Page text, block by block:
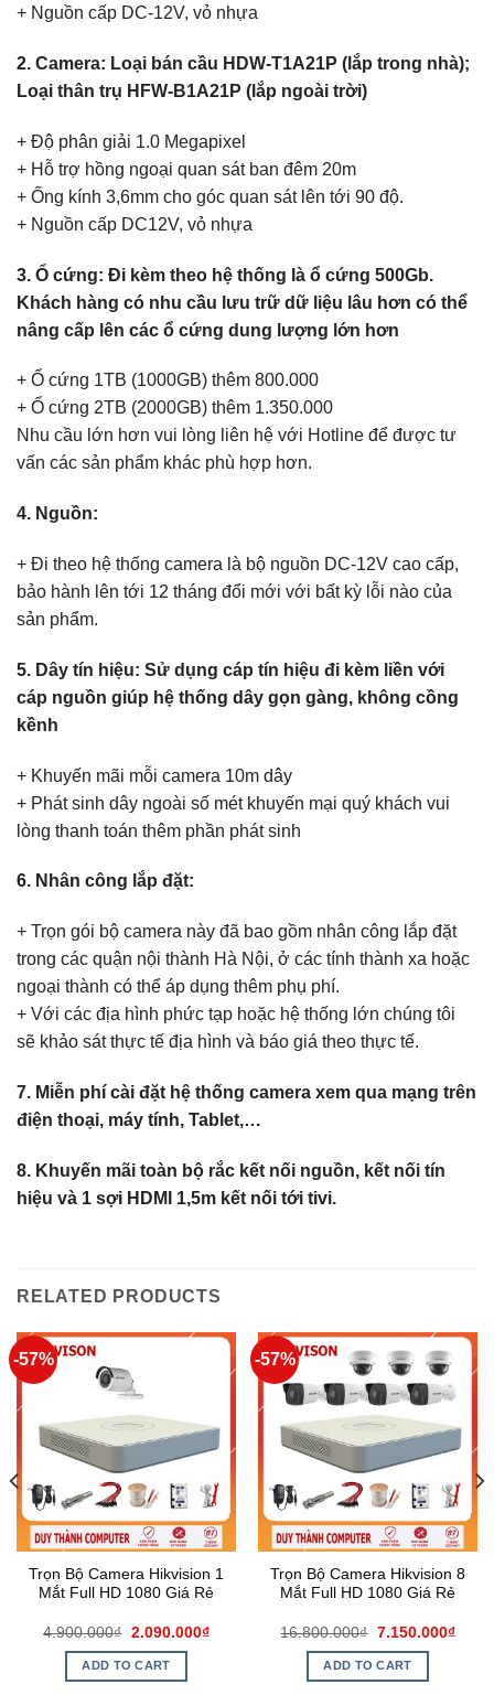
+ Nguồn cấp DC-12V, vỏ nhựa
2. Camera: Loại bán cầu HDW-T1A21P (lắp trong nhà);
Loại thân trụ HFW-B1A21P (lắp ngoài trời)
+ Độ phân giải 1.0 Megapixel
+ Hỗ trợ hồng ngoại quan sát ban đêm 20m
+ Ống kính 3,6mm cho góc quan sát lên tới 90 độ.
+ Nguồn cấp DC12V, vỏ nhựa
3. Ổ cứng: Đi kèm theo hệ thống là ổ cứng 500Gb.
Khách hàng có nhu cầu lưu trữ dữ liệu lâu hơn có thể
nâng cấp lên các ổ cứng dung lượng lớn hơn
+ Ổ cứng 1TB (1000GB) thêm 800.000
+ Ổ cứng 2TB (2000GB) thêm 1.350.000
Nhu cầu lớn hơn vui lòng liên hệ với Hotline để được tư
vấn các sản phẩm khác phù hợp hơn.
4. Nguồn:
+ Đi theo hệ thống camera là bộ nguồn DC-12V cao cấp,
bảo hành lên tới 12 tháng đổi mới với bất kỳ lỗi nào của
sản phẩm.
5. Dây tín hiệu: Sử dụng cáp tín hiệu đi kèm liền với
cáp nguồn giúp hệ thống dây gọn gàng, không cồng
kềnh
+ Khuyến mãi mỗi camera 10m dây
+ Phát sinh dây ngoài số mét khuyến mại quý khách vui
lòng thanh toán thêm phần phát sinh
6. Nhân công lắp đặt:
+ Trọn gói bộ camera này đã bao gồm nhân công lắp đặt
trong các quận nội thành Hà Nội, ở các tính thành xa hoặc
ngoại thành có thể áp dụng thêm phụ phí.
+ Với các địa hình phức tạp hoặc hệ thống lớn chúng tôi
sẽ khảo sát thực tế địa hình và báo giá theo thực tế.
7. Miễn phí cài đặt hệ thống camera xem qua mạng trên
điện thoại, máy tính, Tablet,…
8. Khuyến mãi toàn bộ rắc kết nối nguồn, kết nối tín
hiệu và 1 sợi HDMI 1,5m kết nối tới tivi.
RELATED PRODUCTS
-57%
Trọn Bộ Camera Hikvision 1
Mắt Full HD 1080 Giá Rẻ
4.900.000₫ 2.090.000₫
ADD TO CART
-57%
Trọn Bộ Camera Hikvision 8
Mắt Full HD 1080 Giá Rẻ
16.800.000₫ 7.150.000₫
ADD TO CART